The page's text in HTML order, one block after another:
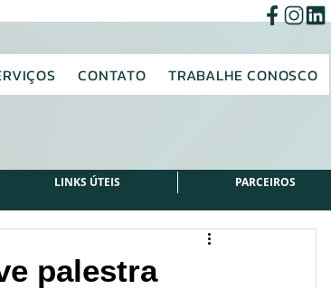
CONTATO TRABALHE CONOSCO
LINKS ÚTEIS PARCEIROS
palestra